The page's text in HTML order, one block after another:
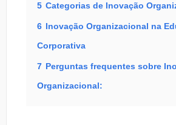
5 Categorias de Inovação
6 Inovação Organizacional na
Corporativa
7 Perguntas frequentes sobre
Organizacional: